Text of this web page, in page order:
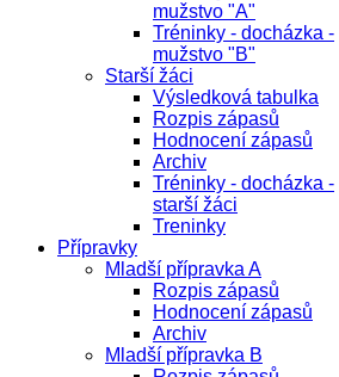
mužstvo "A"
Tréninky - docházka -
mužstvo "B"
Starší žáci
Výsledková tabulka
Rozpis zápasů
Hodnocení zápasů
Archiv
Tréninky - docházka -
starší žáci
Treninky
Přípravky
Mladší přípravka A
Rozpis zápasů
Hodnocení zápasů
Archiv
Mladší přípravka B